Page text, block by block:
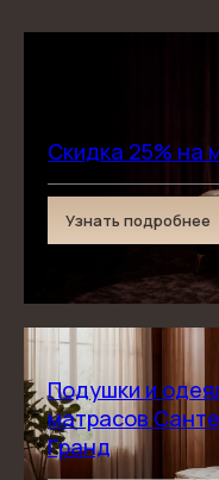
Скидка 25% на
Узнать подробнее
Подушки и
матрасов
Гранд